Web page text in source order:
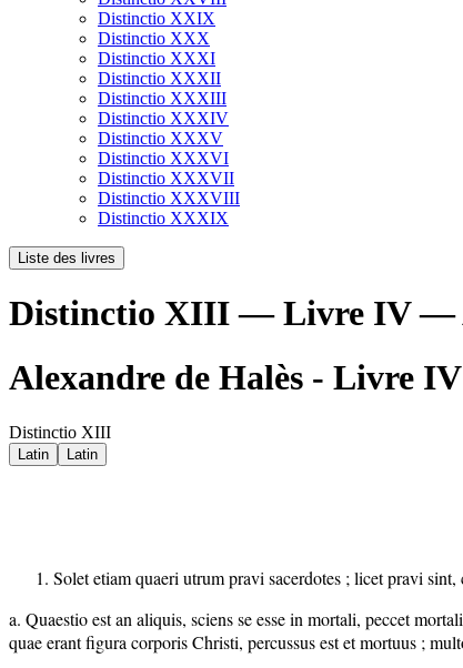
Distinctio XXIX
Distinctio XXX
Distinctio XXXI
Distinctio XXXII
Distinctio XXXIII
Distinctio XXXIV
Distinctio XXXV
Distinctio XXXVI
Distinctio XXXVII
Distinctio XXXVIII
Distinctio XXXIX
Liste des livres
Distinctio XIII — Livre IV —
Alexandre de Halès - Livre IV
Distinctio XIII
Latin Latin
Solet etiam quaeri utrum pravi sacerdotes ; licet pravi sint,
a. Quaestio est an aliquis, sciens se esse in mortali, peccet
quae erant figura corporis Christi, percussus est et mortuus ;